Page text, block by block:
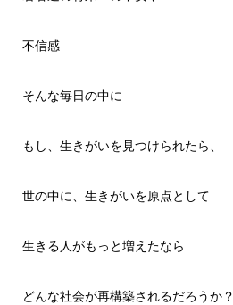
不信感
そんな毎日の中に
もし、生きがいを見つけられたら、
世の中に、生きがいを原点として
生きる人がもっと増えたなら
どんな社会が再構築されるだろうか？